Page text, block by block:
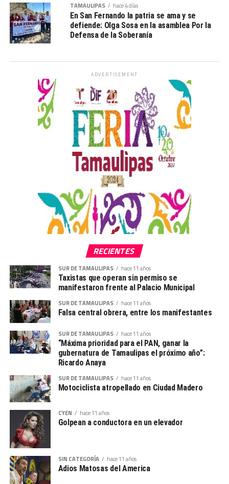
TAMAULIPAS hace 4 días
En San Fernando la patria se ama y se
defiende: Olga Sosa en la asamblea Por la
Defensa de la Soberanía
ADVERTISEMENT
RECIENTES
SUR DE TAMAULIPAS hace 11 años
Taxistas que operan sin permiso se
manifestaron frente al Palacio Municipal
SUR DE TAMAULIPAS hace 11 años
Falsa central obrera, entre los manifestantes
SUR DE TAMAULIPAS hace 11 años
“Máxima prioridad para el PAN, ganar la
gubernatura de Tamaulipas el próximo año”:
Ricardo Anaya
SUR DE TAMAULIPAS hace 11 años
Motociclista atropellado en Ciudad Madero
CYEN hace 11 años
Golpean a conductora en un elevador
SIN CATEGORÍA hace 11 años
Adios Matosas del America